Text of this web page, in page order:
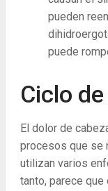
pueden
puede
Ciclo
El dolor de
procesos que se
utilizan varios
tanto, parece